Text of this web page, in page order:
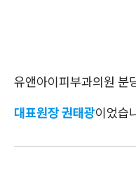
유앤아이피부과의원 분
대표원장 권태광이었습